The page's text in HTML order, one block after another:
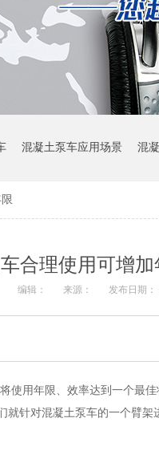
混凝土泵车应用场景 混
合理使用可增加
编辑： 来源： 发布日期：
使用年限、效率达到一个最
针对混凝土泵车的一个臂架